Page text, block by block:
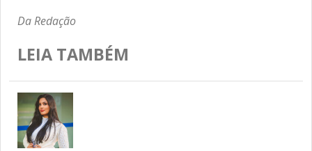
Da Redação
LEIA TAMBÉM